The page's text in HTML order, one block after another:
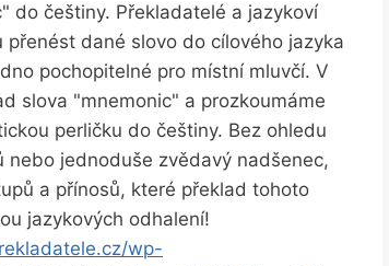
do češtiny. Překladatelé a jazykoví
dané slovo do cílového jazyka
pochopitelné pro místní mluvčí. V
slova "mnemonic" a prozkoumáme
perličku do češtiny. Bez ohledu
jednoduše zvědavý nadšenec,
a přínosů, které překlad tohoto
jazykových odhalení!
wp-